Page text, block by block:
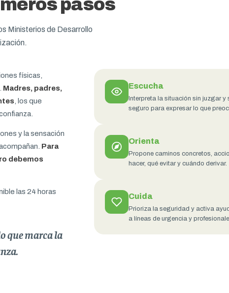
pasos
Ministerios de Desarrollo
físicas,
Madres, padres,
, los que
y la sensación
Para
debemos
las 24 horas
que marca la
Escucha
Interpreta la situación sin juzgar
seguro para expresar lo que
Orienta
Propone caminos concretos,
hacer, qué evitar y cuándo derivar.
Cuida
Prioriza la seguridad y activa
a líneas de urgencia y